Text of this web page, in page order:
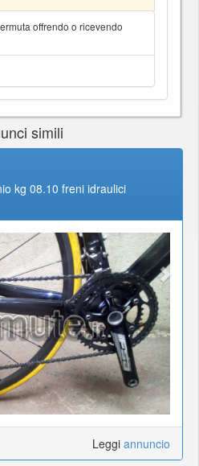
offrendo o ricevendo
simili
kg 08.10 freni idraulici
Leggi annuncio